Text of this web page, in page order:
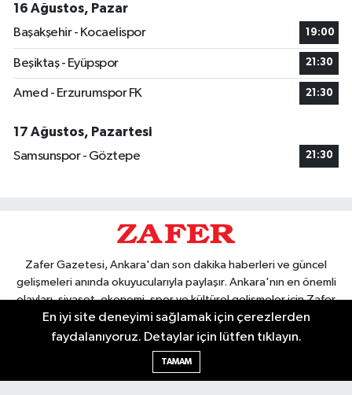
16 Ağustos, Pazar
Başakşehir - Kocaelispor
19:00
Beşiktaş - Eyüpspor 21:30
Amed - Erzurumspor FK 21:30
17 Ağustos, Pazartesi
Samsunspor - Göztepe
21:30
Zafer Gazetesi, Ankara'dan son dakika haberleri ve güncel
gelişmeleri anında okuyucularıyla paylaşır. Ankara'nın en önemli
olayları, siyaset, ekonomi, spor ve kültürel gelişmeler için Zafer
Gazetesi'ni takip edin. Başkentin güvendiği haber kaynağı.
En iyi site deneyimi sağlamak için çerezlerden
faydalanıyoruz. Detaylar için lütfen tıklayın.
TAMAM